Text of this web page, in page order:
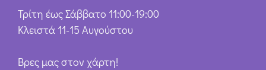
Τρίτη έως Σάββατο 11:00-19:00
Κλειστά 11-15 Αυγούστου
Βρες μας στον χάρτη!